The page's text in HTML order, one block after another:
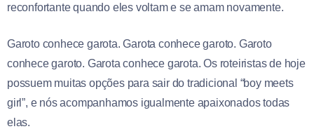
reconfortante quando eles voltam e se amam novamente.
Garoto conhece garota. Garota conhece garoto. Garoto
conhece garoto. Garota conhece garota. Os roteiristas de hoje
possuem muitas opções para sair do tradicional “boy meets
girl”, e nós acompanhamos igualmente apaixonados todas
elas.